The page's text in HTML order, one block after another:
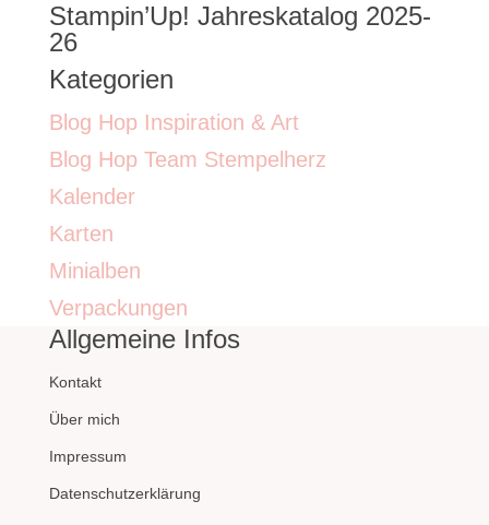
Stampin’Up! Jahreskatalog 2025-
26
Kategorien
Blog Hop Inspiration & Art
Blog Hop Team Stempelherz
Kalender
Karten
Minialben
Verpackungen
Allgemeine Infos
Kontakt
Über mich
Impressum
Datenschutzerklärung